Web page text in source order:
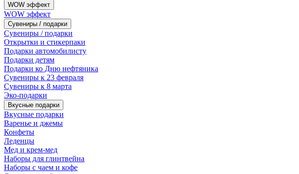
WOW эффект
WOW эффект
Сувениры / подарки
Сувениры / подарки
Открытки и стикерпаки
Подарки автомобилисту
Подарки детям
Подарки ко Дню нефтяника
Сувениры к 23 февраля
Сувениры к 8 марта
Эко-подарки
Вкусные подарки
Вкусные подарки
Варенье и джемы
Конфеты
Леденцы
Мед и крем-мед
Наборы для глинтвейна
Наборы с чаем и кофе